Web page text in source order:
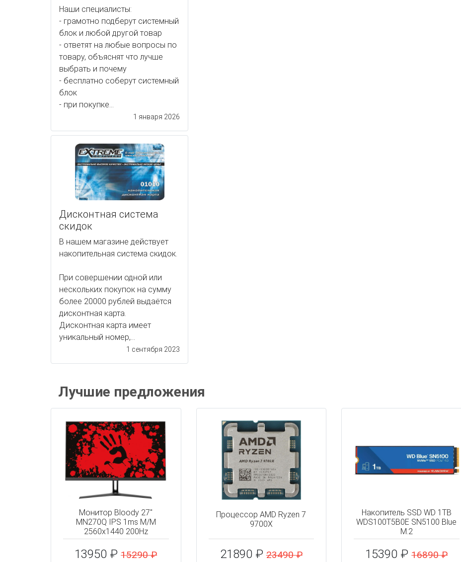
Наши специалисты:
- грамотно подберут системный
блок и любой другой товар
- ответят на любые вопросы по
товару, объяснят что лучше
выбрать и почему
- бесплатно соберут системный
блок
- при покупке...
1 января 2026
Дисконтная система
скидок
В нашем магазине действует
накопительная система скидок.
При совершении одной или
нескольких покупок на сумму
более 20000 рублей выдаётся
дисконтная карта.
Дисконтная карта имеет
уникальный номер,...
1 сентября 2023
Лучшие предложения
Монитор Bloody 27"
MN270Q IPS 1ms M/M
2560x1440 200Hz
13950 ₽15290 ₽
Процессор AMD Ryzen 7
9700X
21890 ₽23490 ₽
Накопитель SSD WD 1TB
WDS100T5B0E SN5100 Blue
M.2
15390 ₽16890 ₽